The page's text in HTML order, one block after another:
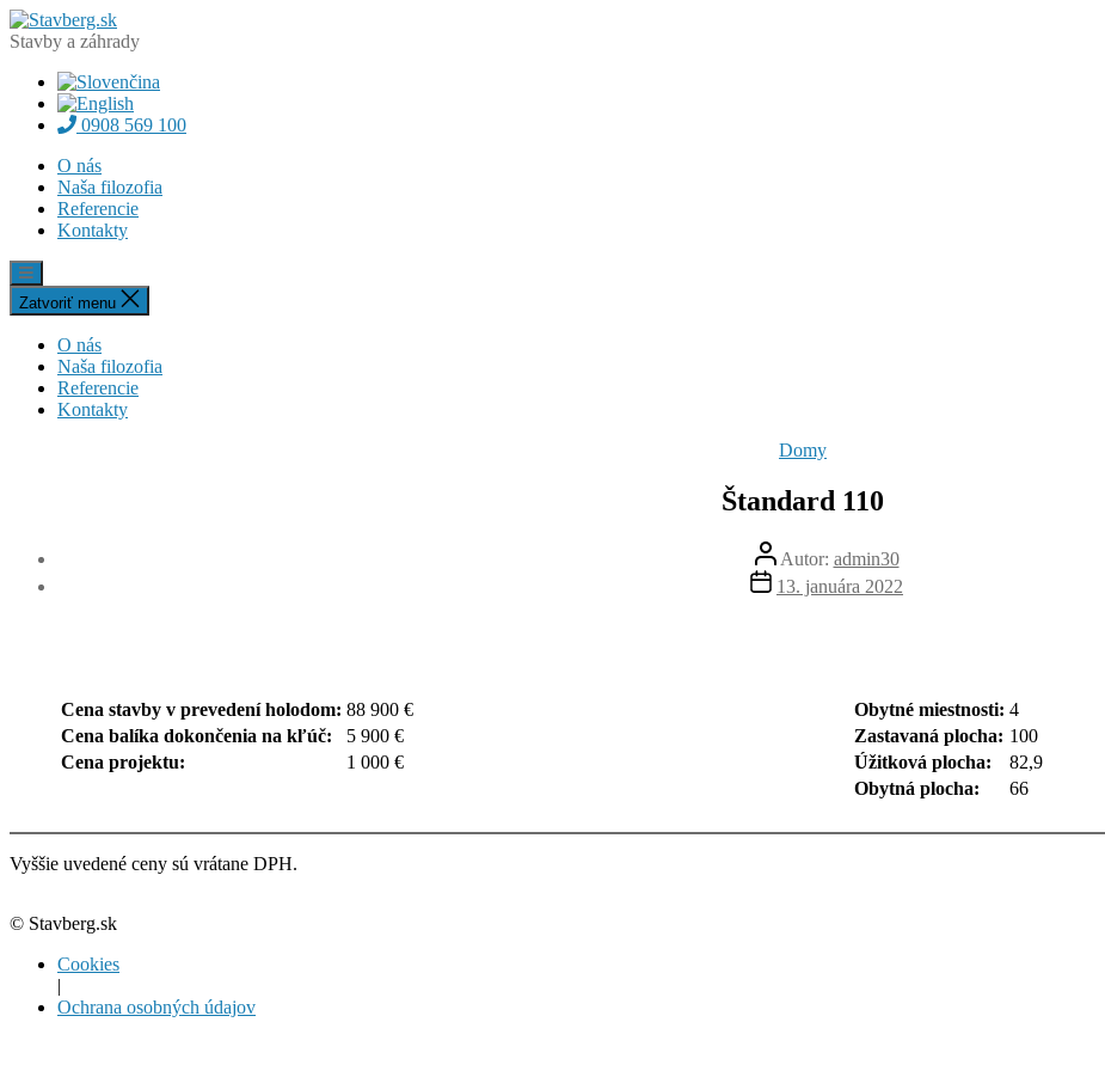
Preskočiť
na
Stavberg.sk
Stavby a záhrady
0908 569 100
O nás
Naša filozofia
Referencie
Kontakty
Zatvoriť menu
O nás
Naša filozofia
Referencie
Kontakty
Kategórie
Domy
Štandard 110
Autor
článku
Autor: admin30
Dátum
článku
13. januára 2022
Cena stavby v prevedení holodom: 88 900 €
Cena balíka dokončenia na kľúč:
5 900 €
Cena projektu:
1 000 €
Obytné miestnosti: 4
Zastavaná plocha: 100
Úžitková plocha:
82,9
Obytná plocha:
66
Vyššie uvedené ceny sú vrátane DPH.
© Stavberg.sk
Cookies
|
Ochrana osobných údajov